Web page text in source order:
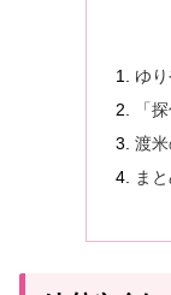
ゆ
「
渡
ま